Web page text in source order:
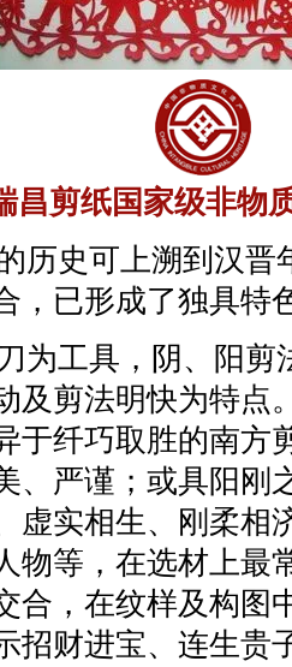
昌剪纸国家级非物
历史可上溯到汉晋
，已形成了独具特
为工具，阴、阳剪
及剪法明快为特点
于纤巧取胜的南方
、严谨；或具阳刚
虚实相生、刚柔相
物等，在选材上最
合，在纹样及构图
招财进宝、连生贵